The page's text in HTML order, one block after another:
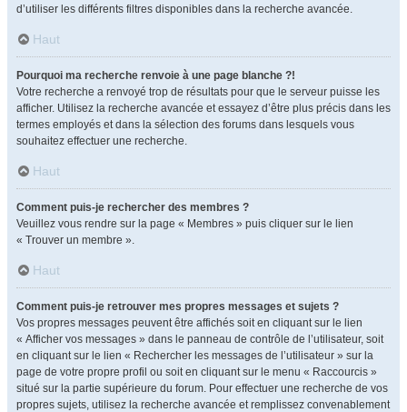
d’utiliser les différents filtres disponibles dans la recherche avancée.
Haut
Pourquoi ma recherche renvoie à une page blanche ?!
Votre recherche a renvoyé trop de résultats pour que le serveur puisse les
afficher. Utilisez la recherche avancée et essayez d’être plus précis dans les
termes employés et dans la sélection des forums dans lesquels vous
souhaitez effectuer une recherche.
Haut
Comment puis-je rechercher des membres ?
Veuillez vous rendre sur la page « Membres » puis cliquer sur le lien
« Trouver un membre ».
Haut
Comment puis-je retrouver mes propres messages et sujets ?
Vos propres messages peuvent être affichés soit en cliquant sur le lien
« Afficher vos messages » dans le panneau de contrôle de l’utilisateur, soit
en cliquant sur le lien « Rechercher les messages de l’utilisateur » sur la
page de votre propre profil ou soit en cliquant sur le menu « Raccourcis »
situé sur la partie supérieure du forum. Pour effectuer une recherche de vos
propres sujets, utilisez la recherche avancée et remplissez convenablement